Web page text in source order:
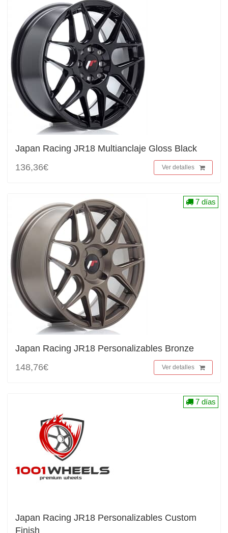
Japan Racing JR18 Multianclaje Gloss Black
136,36€
Ver detalles
Japan Racing JR18 Personalizables Bronze
148,76€
Ver detalles
7 días
Japan Racing JR18 Personalizables Custom
Finish
7 días